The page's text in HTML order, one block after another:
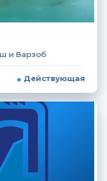
и Варзоб
Действующая